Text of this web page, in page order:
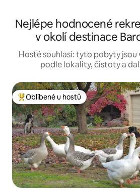
Nejlépe hodnocené
v okolí destinace
Hosté souhlasí: tyto pobyty jsou
podle lokality, čistoty a
Nejlepší v kategorii Oblíbené u hostů
Oblíbené u hostů